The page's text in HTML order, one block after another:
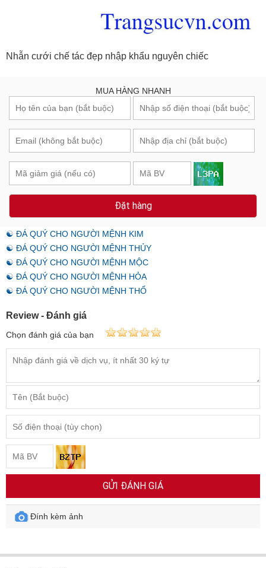
Nhẫn cưới chế tác đẹp nhập khẩu nguyên chiếc
MUA HÀNG NHANH
Đặt hàng
☯ ĐÁ QUÝ CHO NGƯỜI MỆNH KIM
☯ ĐÁ QUÝ CHO NGƯỜI MỆNH THỦY
☯ ĐÁ QUÝ CHO NGƯỜI MỆNH MỘC
☯ ĐÁ QUÝ CHO NGƯỜI MỆNH HỎA
☯ ĐÁ QUÝ CHO NGƯỜI MỆNH THỔ
Review - Đánh giá
Chọn đánh giá của bạn
GỬI ĐÁNH GIÁ
Đính kèm ảnh